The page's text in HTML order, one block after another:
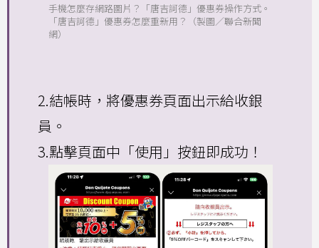
手機怎麼存網路圖片？「唐吉訶德」優惠券操作方式。
「唐吉訶德」優惠券怎麼重新用？（製圖／聯合新聞
網）
2.結帳時，將優惠券頁面出示給收銀
員。
3.點擊頁面中「使用」按鈕即成功！